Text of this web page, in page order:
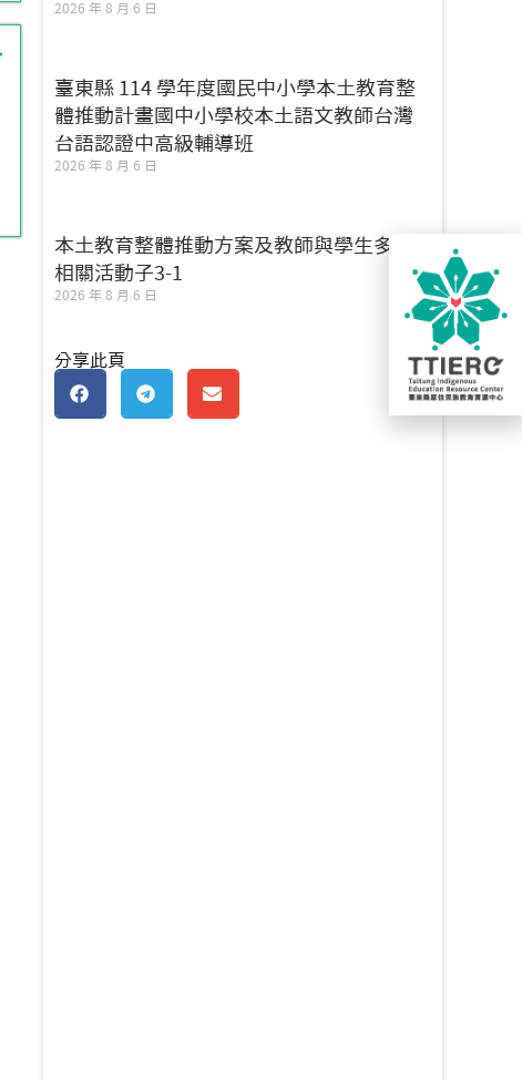
2026 年 8 月 6 日
臺東縣 114 學年度國民中小學本土教育整
體推動計畫國中小學校本土語文教師台灣
台語認證中高級輔導班
2026 年 8 月 6 日
本土教育整體推動方案及教師與學生多元
相關活動子3-1
2026 年 8 月 6 日
分享此頁